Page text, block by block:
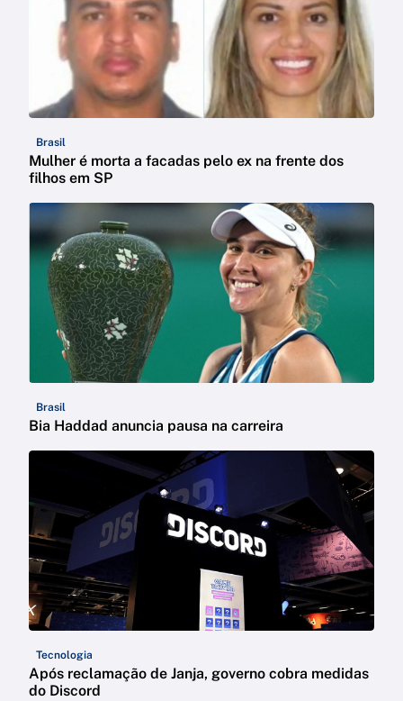
Brasil
Mulher é morta a facadas pelo ex na frente dos
filhos em SP
Brasil
Bia Haddad anuncia pausa na carreira
Tecnologia
Após reclamação de Janja, governo cobra medidas
do Discord